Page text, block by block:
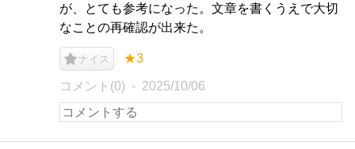
が、とても参考になった。文章を書くうえで大切
なことの再確認が出来た。
ナイス ★3
コメント(0) 2025/10/06